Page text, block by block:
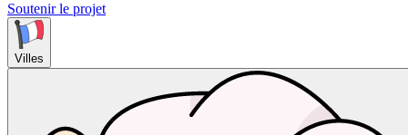
Soutenir le projet
Villes